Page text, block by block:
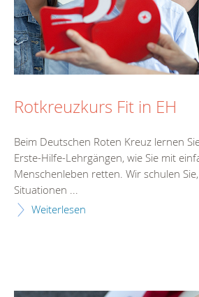
Rotkreuzkurs Fit in EH
Beim Deutschen Roten Kreuz lernen
Erste-Hilfe-Lehrgängen, wie Sie mit
Menschenleben retten. Wir schulen
Situationen ...
Weiterlesen